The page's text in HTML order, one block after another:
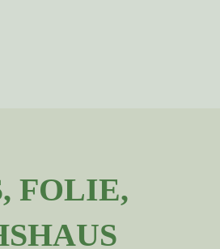
FOLIE,